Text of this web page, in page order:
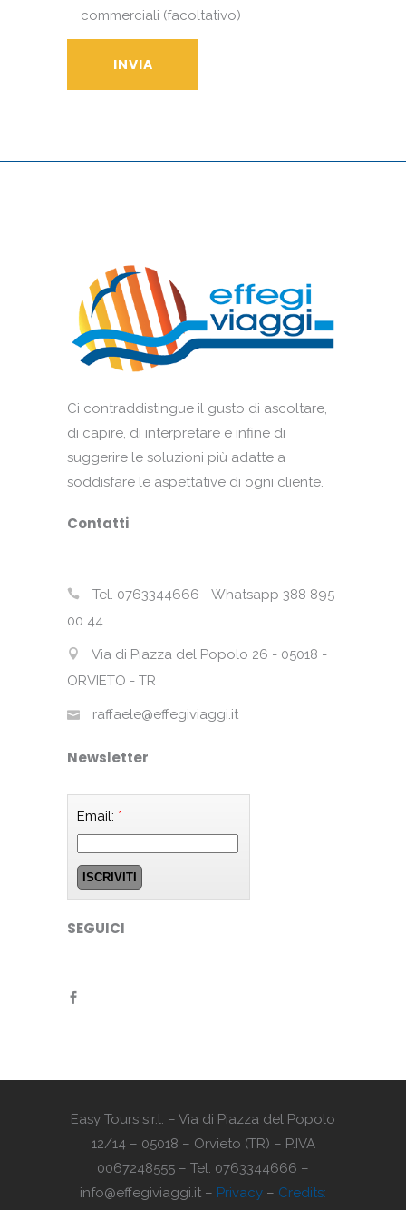
commerciali (facoltativo)
Ci contraddistingue il gusto di ascoltare,
di capire, di interpretare e infine di
suggerire le soluzioni più adatte a
soddisfare le aspettative di ogni cliente.
Contatti
Tel. 0763344666 - Whatsapp 388 895
00 44
Via di Piazza del Popolo 26 - 05018 -
ORVIETO - TR
raffaele@effegiviaggi.it
Newsletter
Email: *
SEGUICI
Easy Tours s.r.l. – Via di Piazza del Popolo
12/14 – 05018 – Orvieto (TR) – P.IVA
0067248555 – Tel. 0763344666 –
info@effegiviaggi.it – Privacy – Credits: